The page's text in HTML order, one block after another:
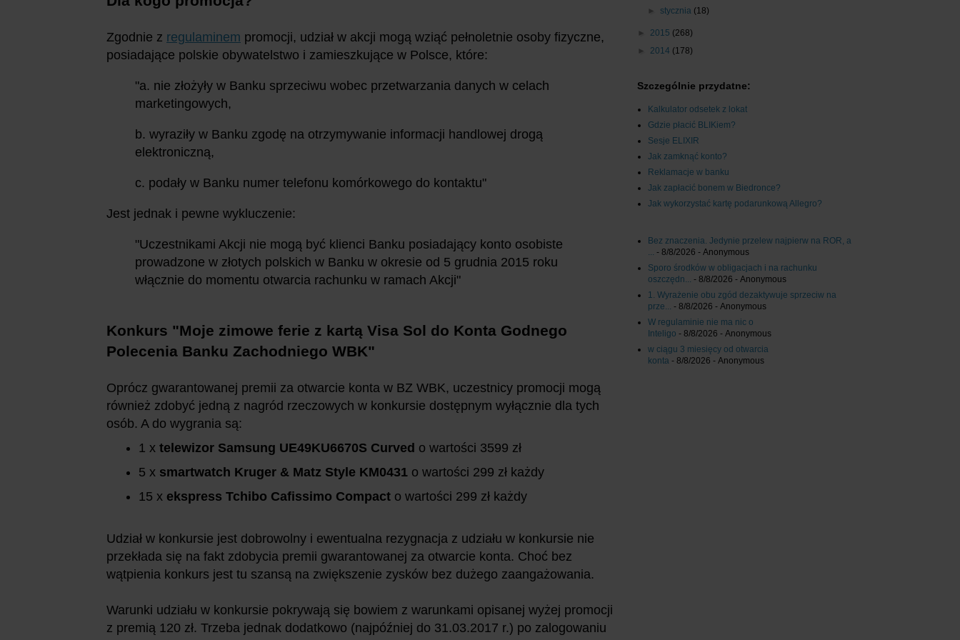
Zgodnie z regulaminem promocji, udział w akcji mogą wziąć pełnoletnie osoby fizyczne,
posiadające polskie obywatelstwo i zamieszkujące w Polsce, które:
"a. nie złożyły w Banku sprzeciwu wobec przetwarzania danych w celach
marketingowych,
b. wyraziły w Banku zgodę na otrzymywanie informacji handlowej drogą
elektroniczną,
c. podały w Banku numer telefonu komórkowego do kontaktu"
Jest jednak i pewne wykluczenie:
"Uczestnikami Akcji nie mogą być klienci Banku posiadający konto osobiste
prowadzone w złotych polskich w Banku w okresie od 5 grudnia 2015 roku
włącznie do momentu otwarcia rachunku w ramach Akcji"
Konkurs "Moje zimowe ferie z kartą Visa Sol do Konta Godnego
Polecenia Banku Zachodniego WBK"
Oprócz gwarantowanej premii za otwarcie konta w BZ WBK, uczestnicy promocji mogą
również zdobyć jedną z nagród rzeczowych w konkursie dostępnym wyłącznie dla tych
osób. A do wygrania są:
1 x telewizor Samsung UE49KU6670S Curved o wartości 3599 zł
5 x smartwatch Kruger & Matz Style KM0431 o wartości 299 zł każdy
15 x ekspress Tchibo Cafissimo Compact o wartości 299 zł każdy
Udział w konkursie jest dobrowolny i ewentualna rezygnacja z udziału w konkursie nie
przekłada się na fakt zdobycia premii gwarantowanej za otwarcie konta. Choć bez
wątpienia konkurs jest tu szansą na zwiększenie zysków bez dużego zaangażowania.
Warunki udziału w konkursie pokrywają się bowiem z warunkami opisanej wyżej promocji
z premią 120 zł. Trzeba jednak dodatkowo (najpóźniej do 31.03.2017 r.) po zalogowaniu
► stycznia (18)
► 2015 (268)
► 2014 (178)
Szczególnie przydatne:
Kalkulator odsetek z lokat
Gdzie płacić BLIKiem?
Sesje ELIXIR
Jak zamknąć konto?
Reklamacje w banku
Jak zapłacić bonem w Biedronce?
Jak wykorzystać kartę podarunkową Allegro?
Bez znaczenia. Jedynie przelew najpierw na ROR, a
... - 8/8/2026 - Anonymous
Sporo środków w obligacjach i na rachunku
oszczędn... - 8/8/2026 - Anonymous
1. Wyrażenie obu zgód dezaktywuje sprzeciw na
prze... - 8/8/2026 - Anonymous
W regulaminie nie ma nic o
Inteligo - 8/8/2026 - Anonymous
w ciągu 3 miesięcy od otwarcia
konta - 8/8/2026 - Anonymous